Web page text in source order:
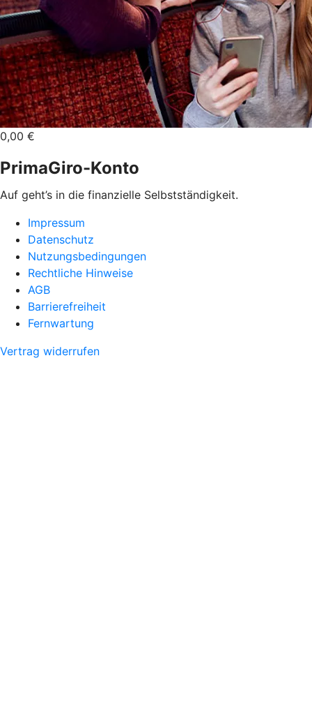
0,00 €
PrimaGiro-Konto
Auf geht’s in die finanzielle Selbstständigkeit.
Impressum
Datenschutz
Nutzungsbedingungen
Rechtliche Hinweise
AGB
Barrierefreiheit
Fernwartung
Vertrag widerrufen